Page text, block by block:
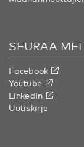
SEURAA
Facebook
Youtube
LinkedIn
Uutiskirje